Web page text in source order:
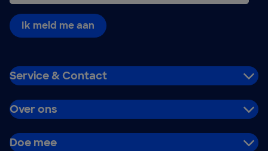
Ik meld me aan
Service & Contact
Over ons
Doe mee